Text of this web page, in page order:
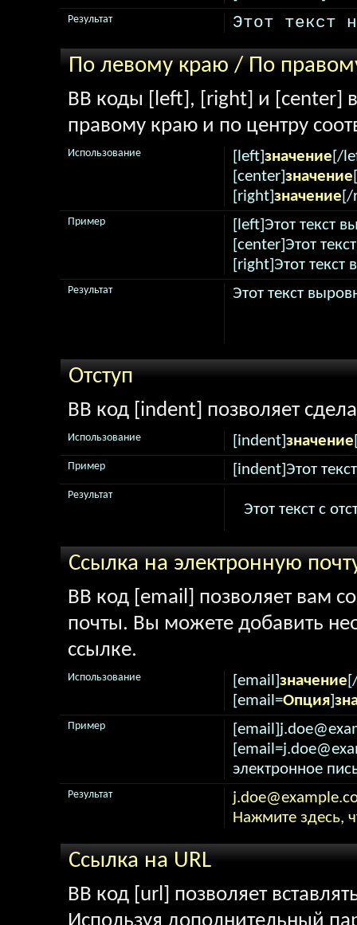
Этот текст
Результат
По левому краю / По
BB коды [left], [right] и [center]
правому краю и по центру
[left]значение[/
[center]значение
[right]значение[/
Использование
[left]Этот текст
[center]Этот
[right]Этот
Пример
Этот текст
Результат
Отступ
BB код [indent] позволяет
[indent]значение
Использование
[indent]Этот
Пример
Этот текст с
Результат
Ссылка на электронную
BB код [email] позволяет вам
почты. Вы можете добавить
ссылке.
[email]значение
[email=Опция]
Использование
электронное
Пример
Нажмите здесь,
Результат
Ссылка на URL
BB код [url] позволяет